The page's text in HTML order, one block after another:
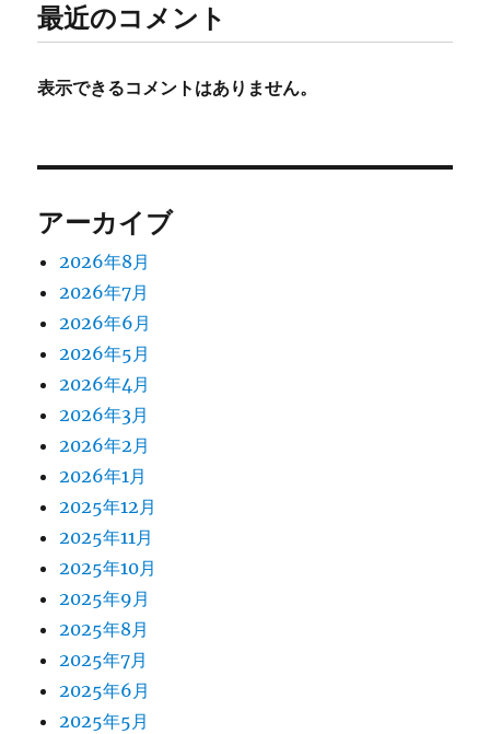
最近のコメント
表示できるコメントはありません。
アーカイブ
2026年8月
2026年7月
2026年6月
2026年5月
2026年4月
2026年3月
2026年2月
2026年1月
2025年12月
2025年11月
2025年10月
2025年9月
2025年8月
2025年7月
2025年6月
2025年5月